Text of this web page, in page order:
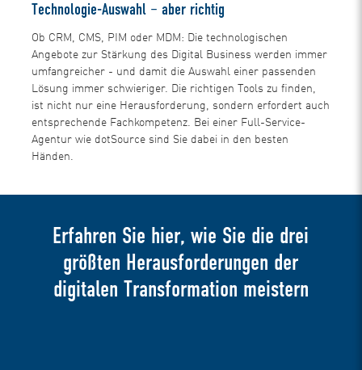
Technologie-Auswahl – aber richtig
Ob CRM, CMS, PIM oder MDM: Die technologischen
Angebote zur Stärkung des Digital Business werden immer
umfangreicher - und damit die Auswahl einer passenden
Lösung immer schwieriger. Die richtigen Tools zu finden,
ist nicht nur eine Herausforderung, sondern erfordert auch
entsprechende Fachkompetenz. Bei einer Full-Service-
Agentur wie dotSource sind Sie dabei in den besten
Händen.
Erfahren Sie hier, wie Sie die drei
größten Herausforderungen der
digitalen Transformation meistern